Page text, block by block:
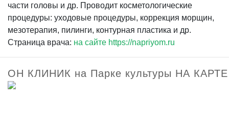
части головы и др. Проводит косметологические
процедуры: уходовые процедуры, коррекция морщин,
мезотерапия, пилинги, контурная пластика и др.
Страница врача: на сайте https://napriyom.ru
ОН КЛИНИК на Парке культуры НА КАРТЕ